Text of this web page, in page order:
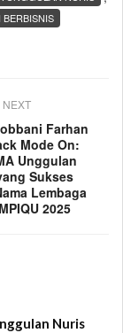
BERBISNIS
NEXT
Farhan
Mode On:
Unggulan
Sukses
Lembaga
2025
Nuris